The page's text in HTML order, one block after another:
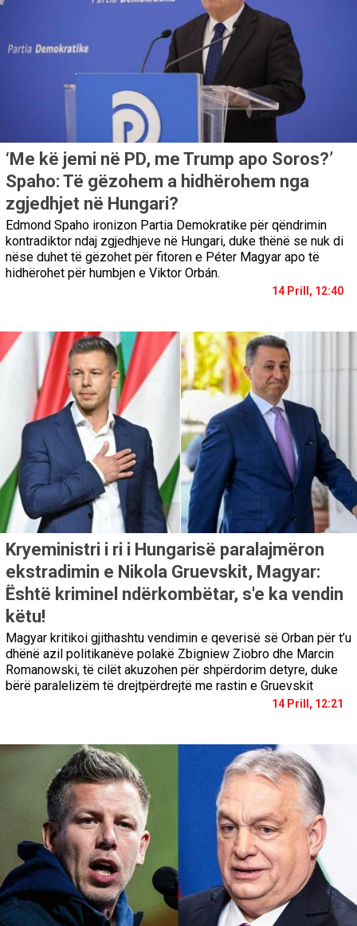
‘Me kë jemi në PD, me Trump apo Soros?’
Spaho: Të gëzohem a hidhërohem nga
zgjedhjet në Hungari?
Edmond Spaho ironizon Partia Demokratike për qëndrimin
kontradiktor ndaj zgjedhjeve në Hungari, duke thënë se nuk di
nëse duhet të gëzohet për fitoren e Péter Magyar apo të
hidhërohet për humbjen e Viktor Orbán.
14 Prill, 12:40
Kryeministri i ri i Hungarisë paralajmëron
ekstradimin e Nikola Gruevskit, Magyar:
Është kriminel ndërkombëtar, s'e ka vendin
këtu!
Magyar kritikoi gjithashtu vendimin e qeverisë së Orban për t’u
dhënë azil politikanëve polakë Zbigniew Ziobro dhe Marcin
Romanowski, të cilët akuzohen për shpërdorim detyre, duke
bërë paralelizëm të drejtpërdrejtë me rastin e Gruevskit
14 Prill, 12:21